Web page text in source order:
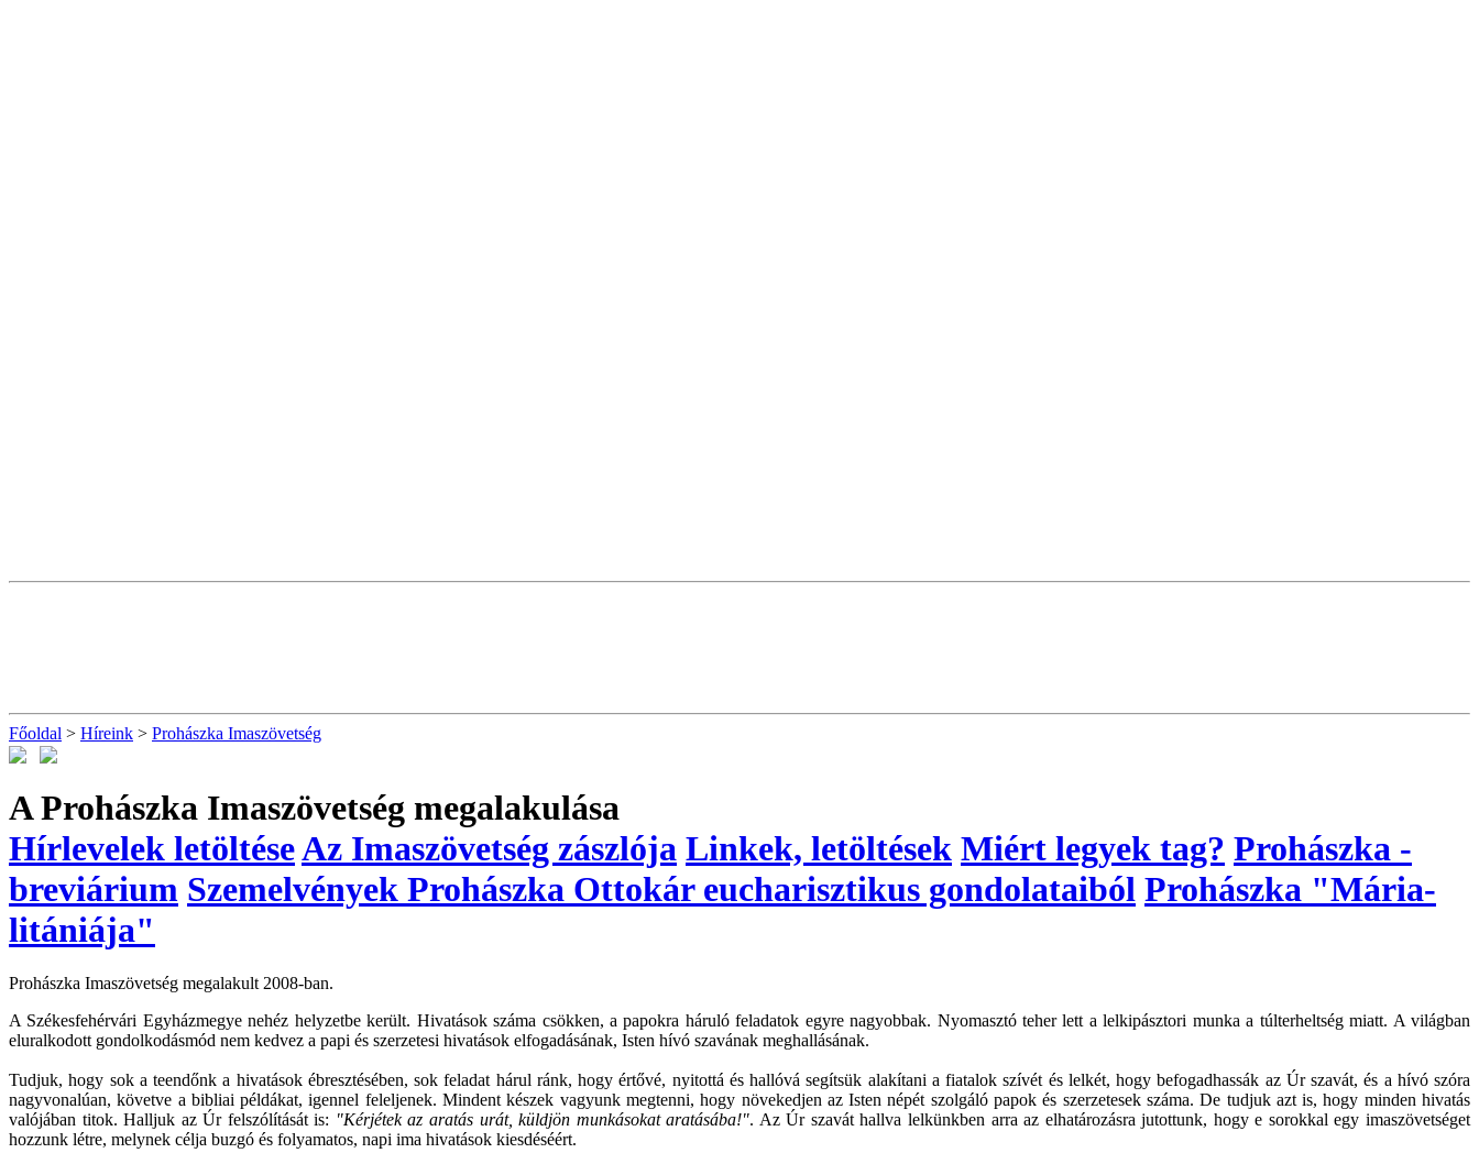
Főoldal > Híreink > Prohászka Imaszövetség
A Prohászka Imaszövetség megalakulása
Hírlevelek letöltéseAz Imaszövetség zászlója Linkek, letöltések Miért legyek tag? Prohászka -
breviárium Szemelvények Prohászka Ottokár eucharisztikus gondolataiból Prohászka "Mária-
litániája"
Prohászka Imaszövetség megalakult 2008-ban.
A Székesfehérvári Egyházmegye nehéz helyzetbe került. Hivatások száma csökken, a papokra háruló feladatok egyre nagyobbak. Nyomasztó teher lett a lelkipásztori munka a túlterheltség miatt. A világban
eluralkodott gondolkodásmód nem kedvez a papi és szerzetesi hivatások elfogadásának, Isten hívó szavának meghallásának.
Tudjuk, hogy sok a teendőnk a hivatások ébresztésében, sok feladat hárul ránk, hogy értővé, nyitottá és hallóvá segítsük alakítani a fiatalok szívét és lelkét, hogy befogadhassák az Úr szavát, és a hívó szóra
nagyvonalúan, követve a bibliai példákat, igennel feleljenek. Mindent készek vagyunk megtenni, hogy növekedjen az Isten népét szolgáló papok és szerzetesek száma. De tudjuk azt is, hogy minden hivatás
valójában titok. Halljuk az Úr felszólítását is: "Kérjétek az aratás urát, küldjön munkásokat aratásába!". Az Úr szavát hallva lelkünkben arra az elhatározásra jutottunk, hogy e sorokkal egy imaszövetséget
hozzunk létre, melynek célja buzgó és folyamatos, napi ima hivatások kiesdéséért.